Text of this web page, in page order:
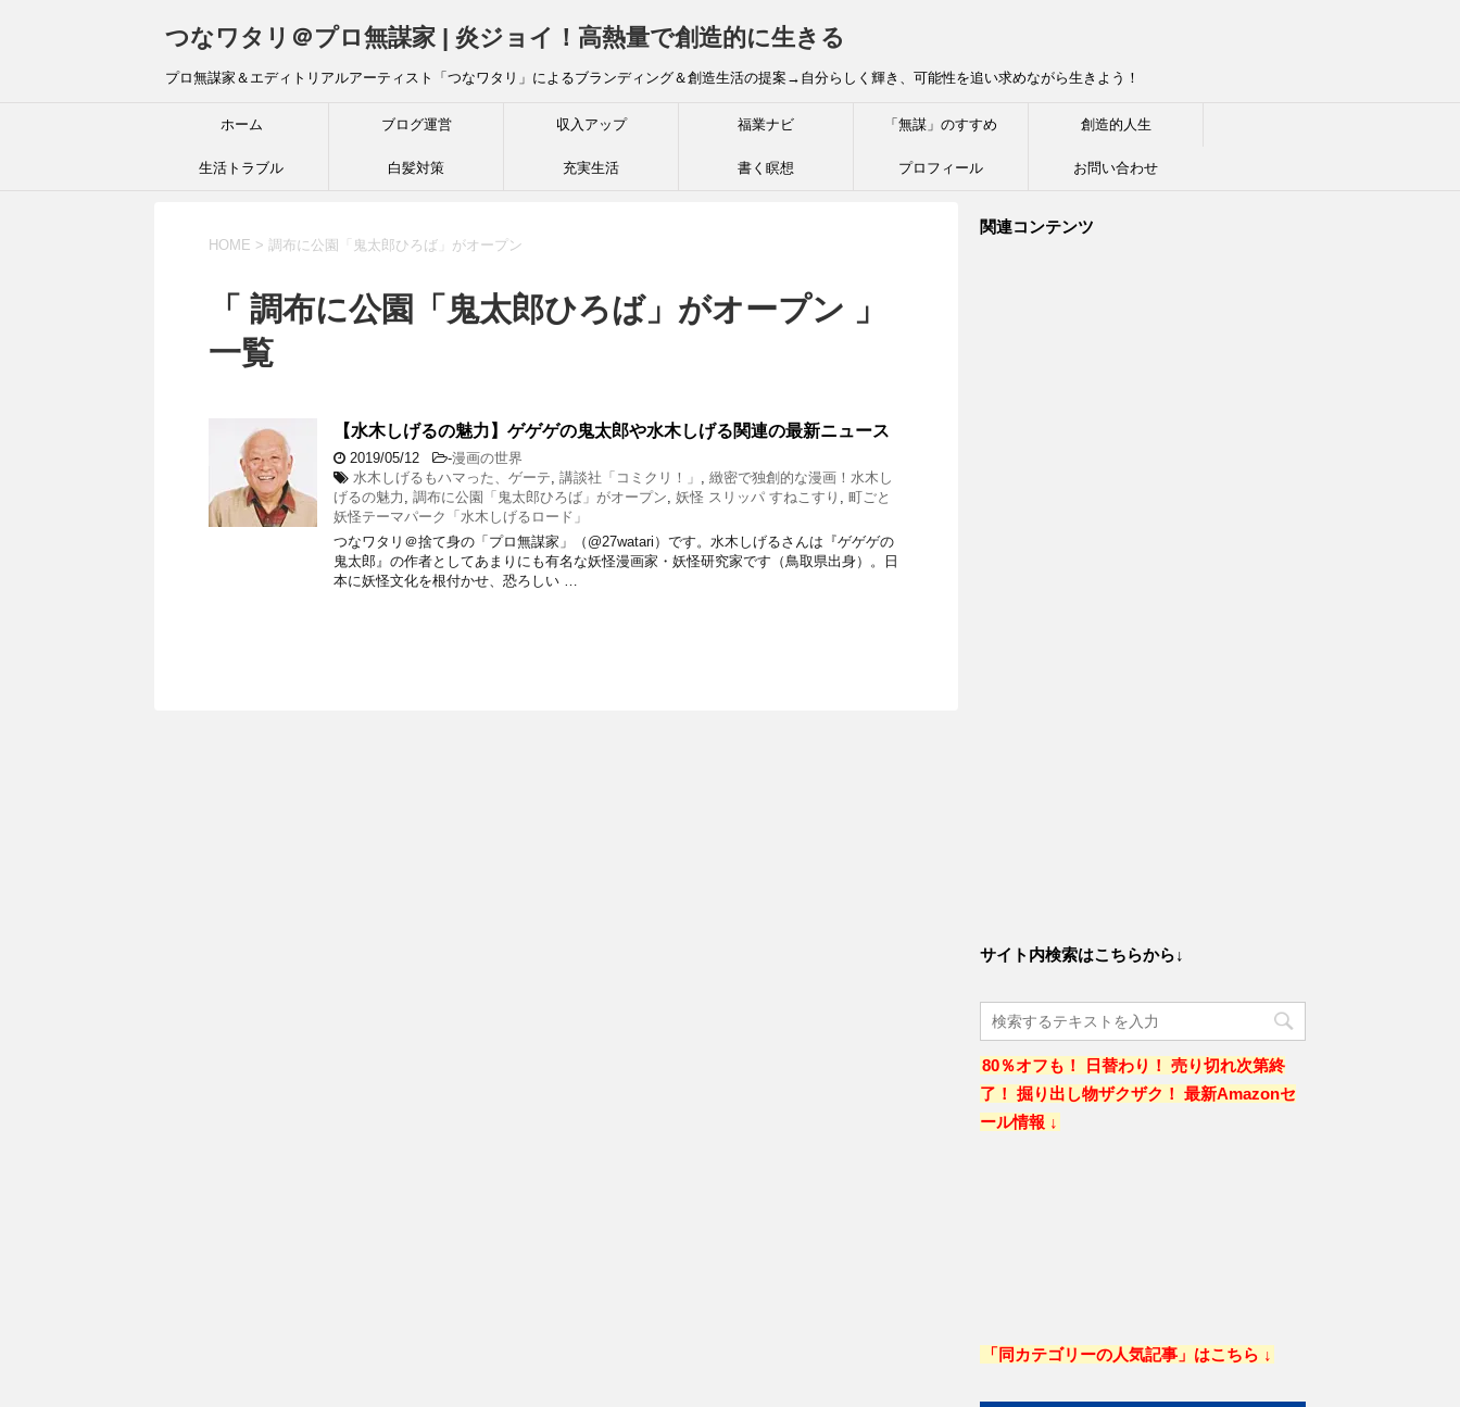
つなワタリ＠プロ無謀家 | 炎ジョイ！高熱量で創造的に生きる
プロ無謀家＆エディトリアルアーティスト「つなワタリ」によるブランディング＆創造生活の提案→自分らしく輝き、可能性を追い求めながら生きよう！
ホーム ブログ運営 収入アップ 福業ナビ 「無謀」のすすめ 創造的人生
生活トラブル 白髪対策 充実生活 書く瞑想 プロフィール お問い合わせ
HOME > 調布に公園「鬼太郎ひろば」がオープン
「 調布に公園「鬼太郎ひろば」がオープン 」
一覧
【水木しげるの魅力】ゲゲゲの鬼太郎や水木しげる関連の最新ニュース
2019/05/12 -漫画の世界
水木しげるもハマった、ゲーテ, 講談社「コミクリ！」 , 緻密で独創的な漫画！水木し
げるの魅力 , 調布に公園「鬼太郎ひろば」がオープン, 妖怪 スリッパ すねこすり , 町ごと
妖怪テーマパーク「水木しげるロード」
つなワタリ＠捨て身の「プロ無謀家」（@27watari）です。水木しげるさんは『ゲゲゲの
鬼太郎』の作者としてあまりにも有名な妖怪漫画家・妖怪研究家です（鳥取県出身）。日
本に妖怪文化を根付かせ、恐ろしい …
関連コンテンツ
サイト内検索はこちらから↓
80％オフも！ 日替わり！ 売り切れ次第終
了！ 掘り出し物ザクザク！ 最新Amazonセ
ール情報 ↓
「同カテゴリーの人気記事」はこちら ↓